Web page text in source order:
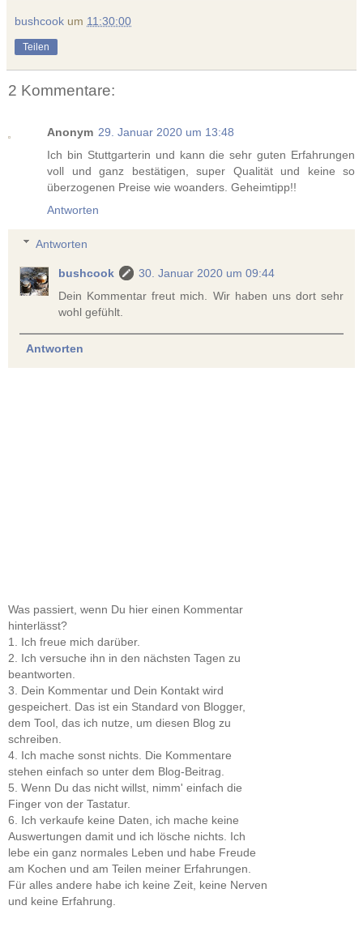
bushcook um 11:30:00
Teilen
2 Kommentare:
Anonym 29. Januar 2020 um 13:48
Ich bin Stuttgarterin und kann die sehr guten Erfahrungen
voll und ganz bestätigen, super Qualität und keine so
überzogenen Preise wie woanders. Geheimtipp!!
Antworten
Antworten
bushcook
30. Januar 2020 um 09:44
Dein Kommentar freut mich. Wir haben uns dort sehr
wohl gefühlt.
Antworten
Was passiert, wenn Du hier einen Kommentar
hinterlässt?
1. Ich freue mich darüber.
2. Ich versuche ihn in den nächsten Tagen zu
beantworten.
3. Dein Kommentar und Dein Kontakt wird
gespeichert. Das ist ein Standard von Blogger,
dem Tool, das ich nutze, um diesen Blog zu
schreiben.
4. Ich mache sonst nichts. Die Kommentare
stehen einfach so unter dem Blog-Beitrag.
5. Wenn Du das nicht willst, nimm' einfach die
Finger von der Tastatur.
6. Ich verkaufe keine Daten, ich mache keine
Auswertungen damit und ich lösche nichts. Ich
lebe ein ganz normales Leben und habe Freude
am Kochen und am Teilen meiner Erfahrungen.
Für alles andere habe ich keine Zeit, keine Nerven
und keine Erfahrung.